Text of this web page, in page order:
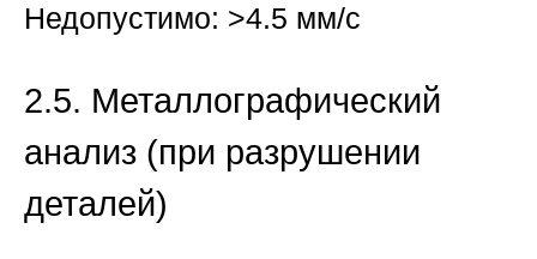
Недопустимо: >4.5 мм/с
2.5. Металлографический
анализ (при разрушении
деталей)